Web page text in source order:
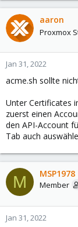
aaron
Proxmox
Jan 31, 2022
acme.sh sollte
Unter Certificates
zuerst einen
den API-Account
Tab auch
M MSP1978
Member
Jan 31, 2022